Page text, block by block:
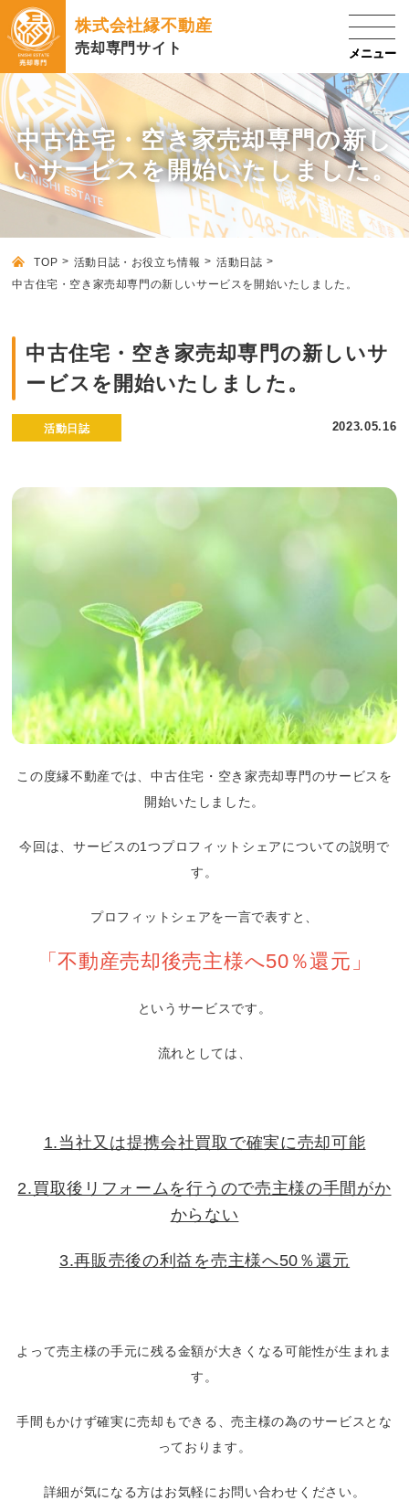
株式会社縁不動産
売却専門サイト
中古住宅・空き家売却専門の新し
いサービスを開始いたしました。
TOP 活動日誌・お役立ち情報
活動日誌
中古住宅・空き家売却専門の新しいサービスを開始いたしました。
中古住宅・空き家売却専門の新しいサ
ービスを開始いたしました。
活動日誌 2023.05.16
この度縁不動産では、中古住宅・空き家売却専門のサービスを
開始いたしました。
今回は、サービスの1つプロフィットシェアについての説明で
す。
プロフィットシェアを一言で表すと、
「不動産売却後売主様へ50％還元」
というサービスです。
流れとしては、
1.当社又は提携会社買取で確実に売却可能
2.買取後リフォームを行うので売主様の手間がか
からない
3.再販売後の利益を売主様へ50％還元
よって売主様の手元に残る金額が大きくなる可能性が生まれま
す。
手間もかけず確実に売却もできる、売主様の為のサービスとな
っております。
詳細が気になる方はお気軽にお問い合わせください。